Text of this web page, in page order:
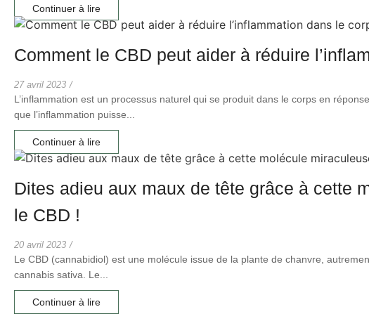
Continuer à lire
Comment le CBD peut aider à réduire
27 avril 2023 /
L’inflammation est un processus naturel qui se produit dans le corps en
que l’inflammation puisse...
Continuer à lire
Dites adieu aux maux de tête grâce à cette
le CBD !
20 avril 2023 /
Le CBD (cannabidiol) est une molécule issue de la plante de chanvre,
cannabis sativa. Le...
Continuer à lire